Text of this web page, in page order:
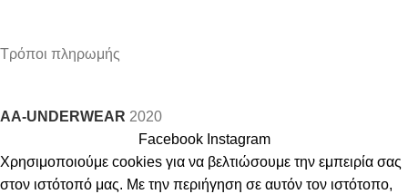
Τρόποι πληρωμής
AA-UNDERWEAR 2020
Facebook Instagram
Χρησιμοποιούμε cookies για να βελτιώσουμε την εμπειρία σας
στον ιστότοπό μας. Με την περιήγηση σε αυτόν τον ιστότοπο,